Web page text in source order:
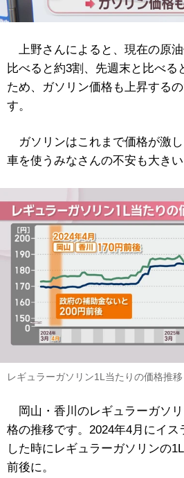
上野さんによると、現在の原
比べると約3割、先週末と比べる
ため、ガソリン価格も上昇する
す。
ガソリンはこれまで価格が激し
車を使うみなさんの不安も大きい
レギュラーガソリン1L当たりの価格推移
岡山・香川のレギュラーガソ
格の推移です。2024年4月にイ
した時にレギュラーガソリンの
前後に。